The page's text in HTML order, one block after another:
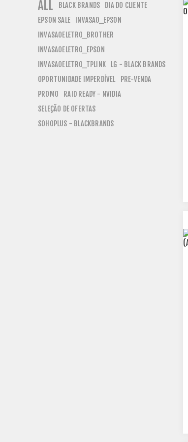
ALL BLACK BRANDS DIA DO CLIENTE
EPSON SALE INVASAO_EPSON
INVASAOELETRO_BROTHER
INVASAOELETRO_EPSON
INVASAOELETRO_TPLINK LG - BLACK BRANDS
OPORTUNIDADE IMPERDÍVEL PRE-VENDA
PROMO
RAID READY - NVIDIA
SELEÇÃO DE OFERTAS
SOHOPLUS - BLACKBRANDS